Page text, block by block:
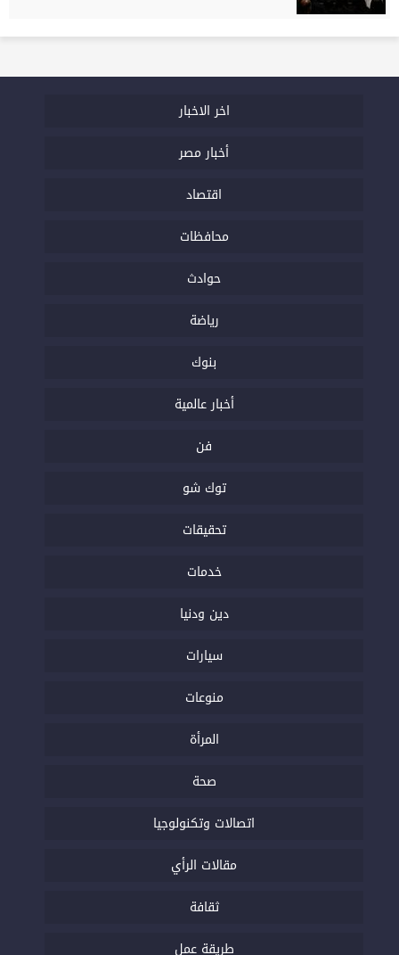
اخر الاخبار
أخبار مصر
اقتصاد
محافظات
حوادث
رياضة
بنوك
أخبار عالمية
فن
توك شو
تحقيقات
خدمات
دين ودنيا
سيارات
منوعات
المرأة
صحة
اتصالات وتكنولوجيا
مقالات الرأي
ثقافة
طريقة عمل